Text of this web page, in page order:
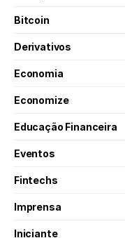
Bitcoin
Derivativos
Economia
Economize
Educação Financeira
Eventos
Fintechs
Imprensa
Iniciante